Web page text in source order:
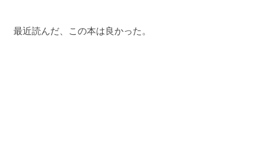
最近読んだ、この本は良かった。